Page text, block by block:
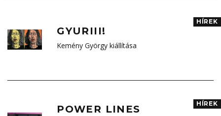
GYURIII!
Kemény György kiállítása
HÍREK
POWER LINES HÍREK